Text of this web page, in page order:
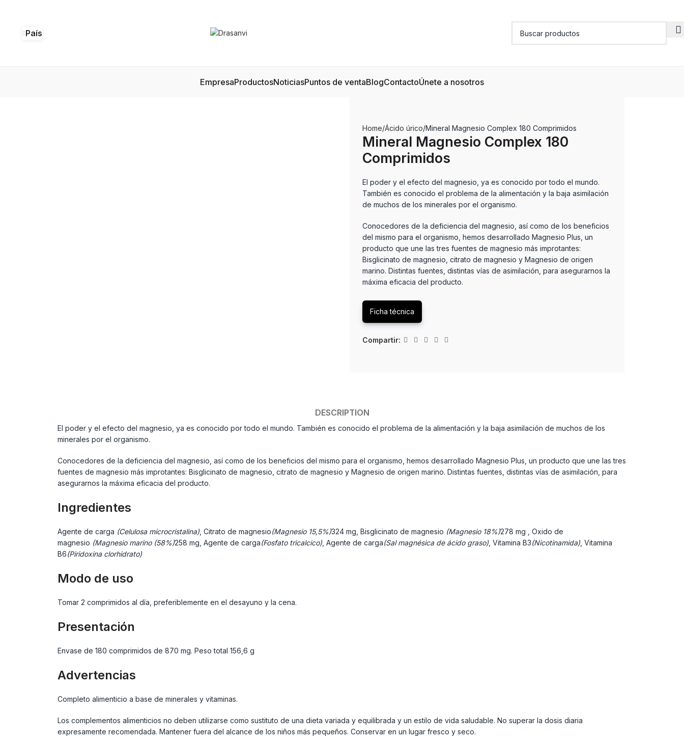
País
EmpresaProductosNoticiasPuntos de ventaBlogContactoÚnete a nosotros
Home Ácido úrico Mineral Magnesio Complex 180 Comprimidos
Mineral Magnesio Complex 180
Comprimidos
El poder y el efecto del magnesio, ya es conocido por todo el mundo.
También es conocido el problema de la alimentación y la baja asimilación
de muchos de los minerales por el organismo.
Conocedores de la deficiencia del magnesio, así como de los beneficios
del mismo para el organismo, hemos desarrollado Magnesio Plus, un
producto que une las tres fuentes de magnesio más improtantes:
Bisglicinato de magnesio, citrato de magnesio y Magnesio de origen
marino. Distintas fuentes, distintas vías de asimilación, para asegurarnos la
máxima eficacia del producto.
Ficha técnica
Compartir:
DESCRIPTION
El poder y el efecto del magnesio, ya es conocido por todo el mundo. También es conocido el problema de la alimentación y la baja asimilación de muchos de los
minerales por el organismo.
Conocedores de la deficiencia del magnesio, así como de los beneficios del mismo para el organismo, hemos desarrollado Magnesio Plus, un producto que une las tres
fuentes de magnesio más improtantes: Bisglicinato de magnesio, citrato de magnesio y Magnesio de origen marino. Distintas fuentes, distintas vías de asimilación, para
asegurarnos la máxima eficacia del producto.
Ingredientes
Agente de carga (Celulosa microcristalina), Citrato de magnesio(Magnesio 15,5%)324 mg, Bisglicinato de magnesio (Magnesio 18%)278 mg , Oxido de
magnesio (Magnesio marino (58%)258 mg, Agente de carga(Fosfato tricalcico), Agente de carga(Sal magnésica de ácido graso), Vitamina B3(Nicotinamida), Vitamina
B6(Piridoxina clorhidrato)
Modo de uso
Tomar 2 comprimidos al día, preferiblemente en el desayuno y la cena.
Presentación
Envase de 180 comprimidos de 870 mg. Peso total 156,6 g
Advertencias
Completo alimenticio a base de minerales y vitaminas.
Los complementos alimenticios no deben utilizarse como sustituto de una dieta variada y equilibrada y un estilo de vida saludable. No superar la dosis diaria
expresamente recomendada. Mantener fuera del alcance de los niños más pequeños. Conservar en un lugar fresco y seco.